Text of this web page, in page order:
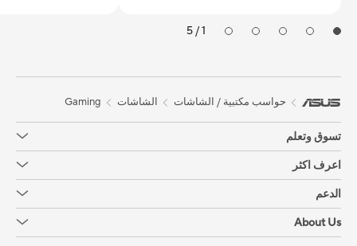
1 / 5
حواسب مكتبية / الشاشات الشاشات Gaming
تسوق وتعلم
اعرف اكثر
الدعم
About Us